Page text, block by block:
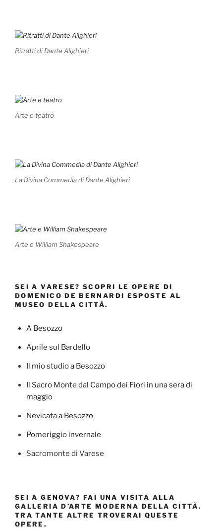
Ritratti di Dante Alighieri
Arte e teatro
La Divina Commedia di Dante Alighieri
Arte e William Shakespeare
SEI A VARESE? SCOPRI LE OPERE DI
DOMENICO DE BERNARDI ESPOSTE AL
MUSEO DELLA CITTÀ.
A Besozzo
Aprile sul Bardello
Il mio studio a Besozzo
Il Sacro Monte dal Campo dei Fiori in una sera di
maggio
Nevicata a Besozzo
Pomeriggio invernale
Sacromonte di Varese
SEI A GENOVA? FAI UNA VISITA ALLA
GALLERIA D’ARTE MODERNA DELLA CITTÀ.
TRA TANTE ALTRE TROVERAI QUESTE
OPERE.